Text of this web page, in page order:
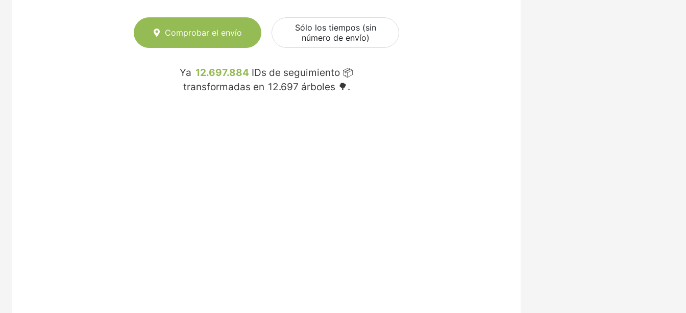
Comprobar el envío
Sólo los tiempos (sin
número de envío)
Ya 12.697.884 IDs de seguimiento 📦
transformadas en 12.697 árboles 🌳.